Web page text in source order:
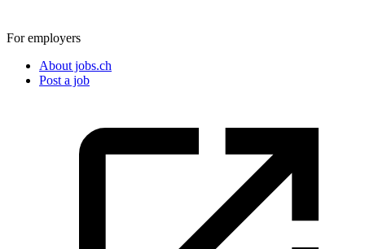
For employers
About jobs.ch
Post a job